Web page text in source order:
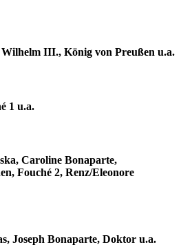
Wilhelm III., König von Preußen u.a.
1 u.a.
Caroline Bonaparte,
Fouché 2, Renz/Eleonore
Joseph Bonaparte, Doktor u.a.